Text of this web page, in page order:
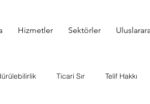
Hizmetler Sektörler
Ticari Sır Telif Hakkı